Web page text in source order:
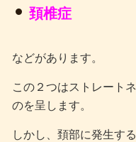
頚椎症
などがあります。
この２つはストレート
のを呈します。
しかし、頚部に発生す